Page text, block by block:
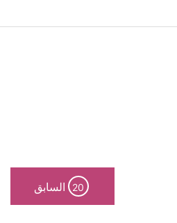
20 السابق